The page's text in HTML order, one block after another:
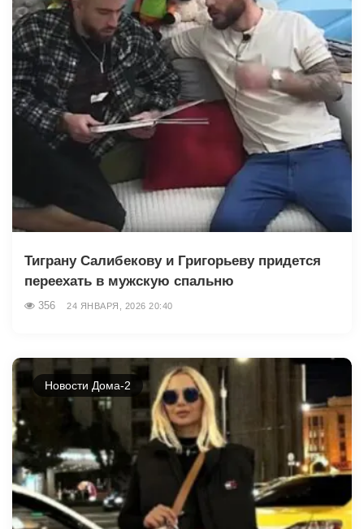
Тиграну Салибекову и Григорьеву придется
переехать в мужскую спальню
356 24 ЯНВАРЯ, 2026 20:40
Новости Дома-2